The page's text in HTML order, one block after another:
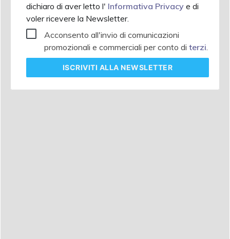
dichiaro di aver letto l' Informativa Privacy e di
voler ricevere la Newsletter.
Acconsento all'invio di comunicazioni
promozionali e commerciali per conto di terzi.
ISCRIVITI ALLA NEWSLETTER